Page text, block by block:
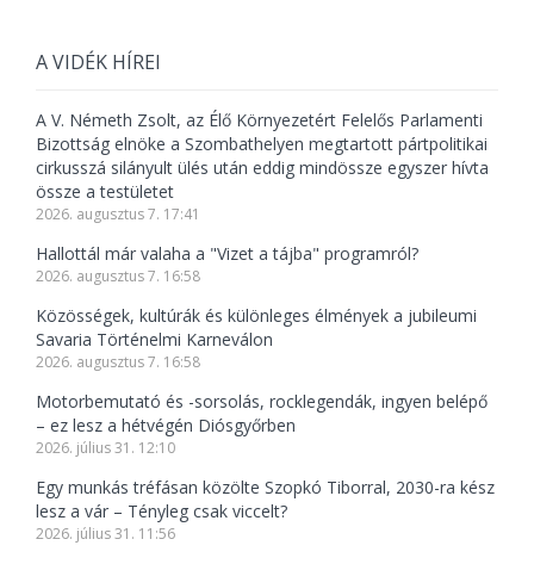
A VIDÉK HÍREI
A V. Németh Zsolt, az Élő Környezetért Felelős Parlamenti
Bizottság elnöke a Szombathelyen megtartott pártpolitikai
cirkusszá silányult ülés után eddig mindössze egyszer hívta
össze a testületet
2026. augusztus 7. 17:41
Hallottál már valaha a "Vizet a tájba" programról?
2026. augusztus 7. 16:58
Közösségek, kultúrák és különleges élmények a jubileumi
Savaria Történelmi Karneválon
2026. augusztus 7. 16:58
Motorbemutató és -sorsolás, rocklegendák, ingyen belépő
– ez lesz a hétvégén Diósgyőrben
2026. július 31. 12:10
Egy munkás tréfásan közölte Szopkó Tiborral, 2030-ra kész
lesz a vár – Tényleg csak viccelt?
2026. július 31. 11:56